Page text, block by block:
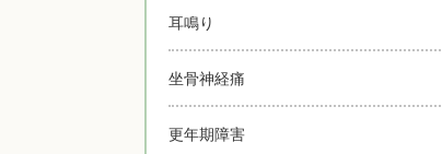
耳鳴り
坐骨神経痛
更年期障害